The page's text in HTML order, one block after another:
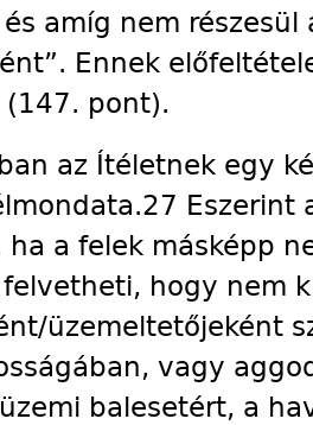
amíg nem
Ennek
(147. pont).
az Ítéletnek egy
Eszerint
a felek másképp
hogy nem
üzemeltetőjeként
vagy
balesetért, a